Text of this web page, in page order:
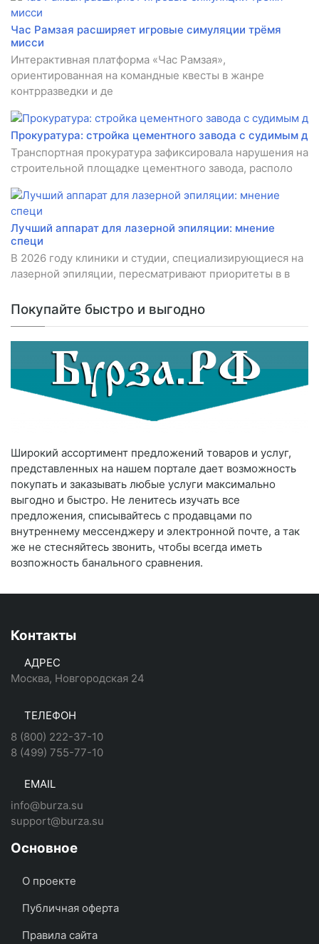
Час Рамзая расширяет игровые симуляции трёмя
мисси
Интерактивная платформа «Час Рамзая»,
ориентированная на командные квесты в жанре
контрразведки и де
Прокуратура: стройка цементного завода с судимым д
Транспортная прокуратура зафиксировала нарушения на
строительной площадке цементного завода, располо
Лучший аппарат для лазерной эпиляции: мнение
специ
В 2026 году клиники и студии, специализирующиеся на
лазерной эпиляции, пересматривают приоритеты в в
Покупайте быстро и выгодно
Широкий ассортимент предложений товаров и услуг,
представленных на нашем портале дает возможность
покупать и заказывать любые услуги максимально
выгодно и быстро. Не ленитесь изучать все
предложения, списывайтесь с продавцами по
внутреннему мессенджеру и электронной почте, а так
же не стесняйтесь звонить, чтобы всегда иметь
возпожность банального сравнения.
Контакты
АДРЕС
Москва, Новгородская 24
ТЕЛЕФОН
8 (800) 222-37-10
8 (499) 755-77-10
EMAIL
info@burza.su
support@burza.su
Основное
О проекте
Публичная оферта
Правила сайта